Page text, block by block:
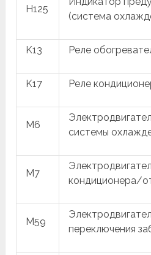
H125
(система
K13 Реле
K17 Реле
M6
системы
M7
кондиционера/
M59
переключения